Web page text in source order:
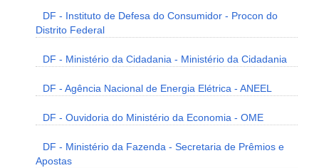
DF - Instituto de Defesa do Consumidor - Procon do
Distrito Federal
DF - Ministério da Cidadania - Ministério da Cidadania
DF - Agência Nacional de Energia Elétrica - ANEEL
DF - Ouvidoria do Ministério da Economia - OME
DF - Ministério da Fazenda - Secretaria de Prêmios e
Apostas